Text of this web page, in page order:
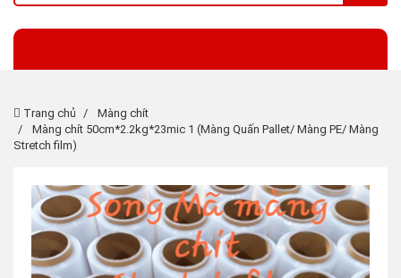
Trang chủ
Màng chít
Màng chít 50cm*2.2kg*23mic 1 (Màng Quấn Pallet/ Màng PE/ Màng
Stretch film)